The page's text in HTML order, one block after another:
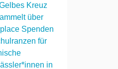
Kreuz
über
Spenden
für
in